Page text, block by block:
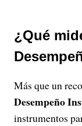
¿Qué
Más que un
Desempeño
instrumentos